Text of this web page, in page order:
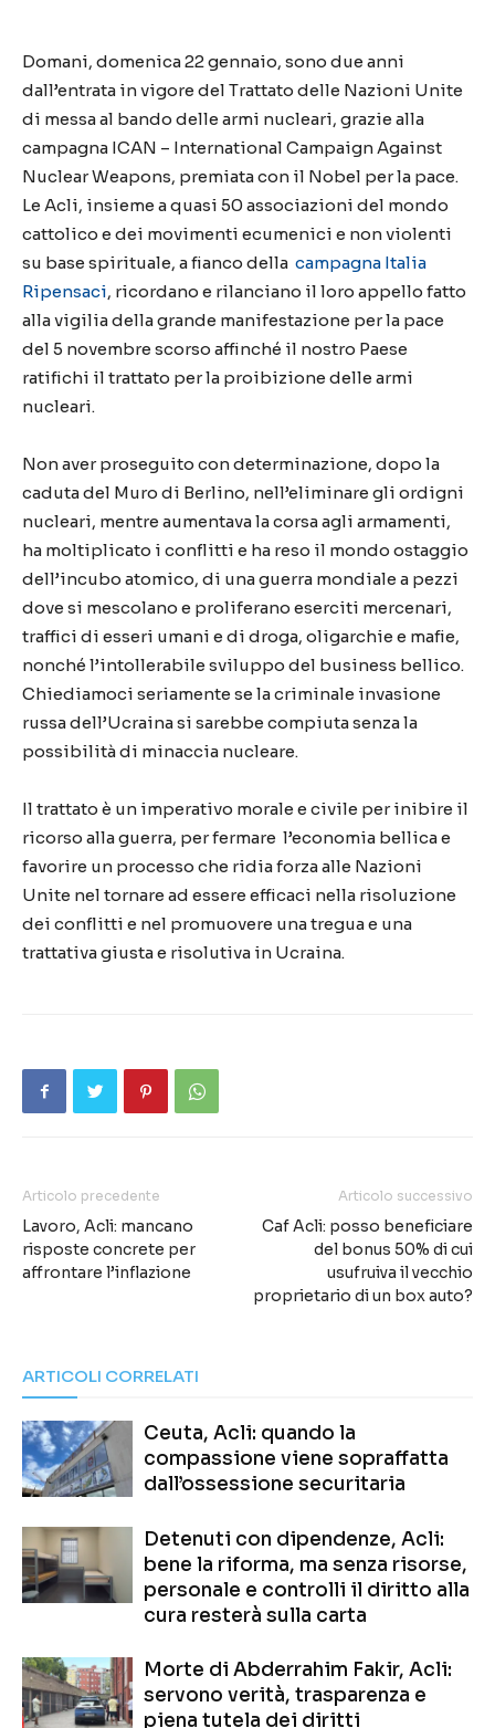
Domani, domenica 22 gennaio, sono due anni
dall’entrata in vigore del Trattato delle Nazioni Unite
di messa al bando delle armi nucleari, grazie alla
campagna ICAN – International Campaign Against
Nuclear Weapons, premiata con il Nobel per la pace.
Le Acli, insieme a quasi 50 associazioni del mondo
cattolico e dei movimenti ecumenici e non violenti
su base spirituale, a fianco della campagna Italia
Ripensaci, ricordano e rilanciano il loro appello fatto
alla vigilia della grande manifestazione per la pace
del 5 novembre scorso affinché il nostro Paese
ratifichi il trattato per la proibizione delle armi
nucleari.
Non aver proseguito con determinazione, dopo la
caduta del Muro di Berlino, nell’eliminare gli ordigni
nucleari, mentre aumentava la corsa agli armamenti,
ha moltiplicato i conflitti e ha reso il mondo ostaggio
dell’incubo atomico, di una guerra mondiale a pezzi
dove si mescolano e proliferano eserciti mercenari,
traffici di esseri umani e di droga, oligarchie e mafie,
nonché l’intollerabile sviluppo del business bellico.
Chiediamoci seriamente se la criminale invasione
russa dell’Ucraina si sarebbe compiuta senza la
possibilità di minaccia nucleare.
Il trattato è un imperativo morale e civile per inibire il
ricorso alla guerra, per fermare l’economia bellica e
favorire un processo che ridia forza alle Nazioni
Unite nel tornare ad essere efficaci nella risoluzione
dei conflitti e nel promuovere una tregua e una
trattativa giusta e risolutiva in Ucraina.
Articolo precedente
Lavoro, Acli: mancano
risposte concrete per
affrontare l’inflazione
Articolo successivo
Caf Acli: posso beneficiare
del bonus 50% di cui
usufruiva il vecchio
proprietario di un box auto?
ARTICOLI CORRELATI
Ceuta, Acli: quando la
compassione viene sopraffatta
dall’ossessione securitaria
Detenuti con dipendenze, Acli:
bene la riforma, ma senza risorse,
personale e controlli il diritto alla
cura resterà sulla carta
Morte di Abderrahim Fakir, Acli:
servono verità, trasparenza e
piena tutela dei diritti